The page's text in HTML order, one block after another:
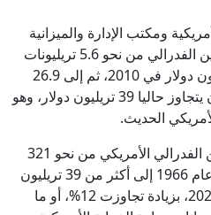
ومكتب الإدارة والميزانية
هذا التحول بوضوح، إذ ارتفع الدين الفدرالي من نحو 5.6 تريليونات
دولار عام 2000 إلى 13.6 تريليون دولار في 2010، ثم إلى 26.9
تريليون دولار في 2020، قبل أن يتجاوز حاليا 39 تريليون دولار، وهو
الحديث.
وفي ستة عقود فقط، قفز الدين الفدرالي الأمريكي من نحو 321
مليار دولار في الربع الأول من عام 1966 إلى أكثر من 39 تريليون
دولار في الربع الأول من عام 2026، بزيادة تجاوزت 12%، أو ما